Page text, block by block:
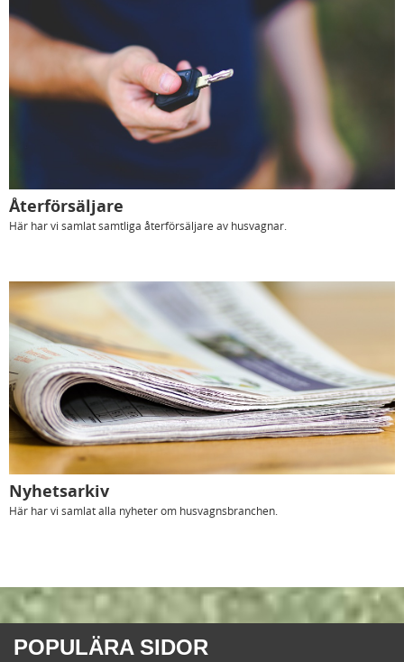
Återförsäljare
Här har vi samlat samtliga återförsäljare av husvagnar.
Nyhetsarkiv
Här har vi samlat alla nyheter om husvagnsbranchen.
POPULÄRA SIDOR